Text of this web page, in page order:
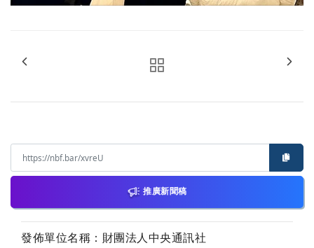
推廣新聞稿
發佈單位名稱：財團法人中央通訊社